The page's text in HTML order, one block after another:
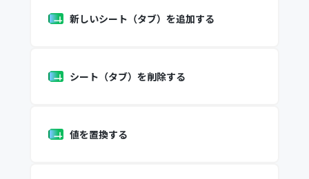
新しいシート（タブ）を追加する
シート（タブ）を削除する
値を置換する